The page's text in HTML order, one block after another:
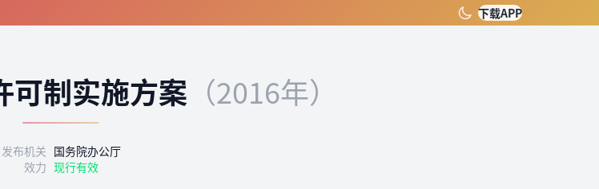
下载APP
可制实施方案 （2016年）
发布机关 国务院办公厅
效力 现行有效